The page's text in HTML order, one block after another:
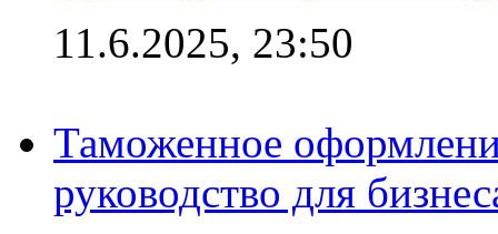
11.6.2025, 23:50
Таможенное
руководство для